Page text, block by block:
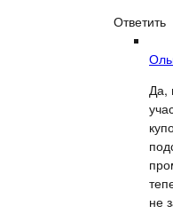
Ответить
Да,
не